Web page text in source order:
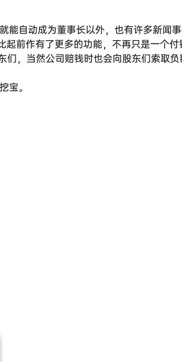
自动成为董事长以外，也有许多新闻
前作有了更多的功能，不再只是一个
，当然公司赔钱时也会向股东们索取负
宝。